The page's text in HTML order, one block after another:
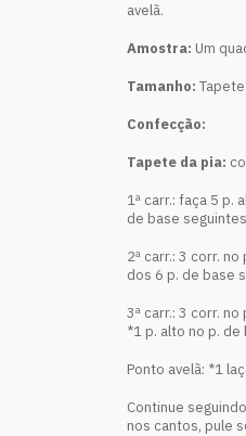
avelã.
Amostra: Um
Tamanho:
Confecção:
Tapete da pia:
1ª carr.: faça 5 p.
de base
2ª carr.: 3 corr.
dos 6 p. de base
3ª carr.: 3 corr.
*1 p. alto no p.
Ponto avelã: *1
Continue
nos cantos, pule